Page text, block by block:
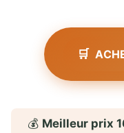
💰 Meilleur prix